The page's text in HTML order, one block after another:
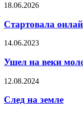
18.06.2026
Стартовала
14.06.2023
Ушел на веки
12.08.2024
След на земле